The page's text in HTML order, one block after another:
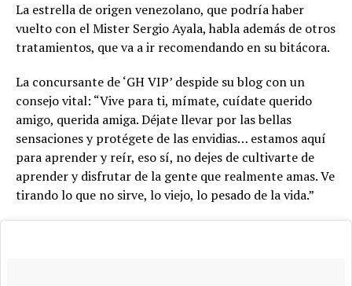
La estrella de origen venezolano, que podría haber
vuelto con el Mister Sergio Ayala, habla además de otros
tratamientos, que va a ir recomendando en su bitácora.
La concursante de ‘GH VIP’ despide su blog con un
consejo vital: “Vive para ti, mímate, cuídate querido
amigo, querida amiga. Déjate llevar por las bellas
sensaciones y protégete de las envidias… estamos aquí
para aprender y reír, eso sí, no dejes de cultivarte de
aprender y disfrutar de la gente que realmente amas. Ve
tirando lo que no sirve, lo viejo, lo pesado de la vida.”